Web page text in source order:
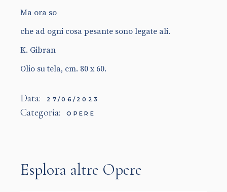
Ma ora so
che ad ogni cosa pesante sono legate ali.
K. Gibran
Olio su tela, cm. 80 x 60.
Data: 27/06/2023
Categoria: OPERE
Esplora altre Opere